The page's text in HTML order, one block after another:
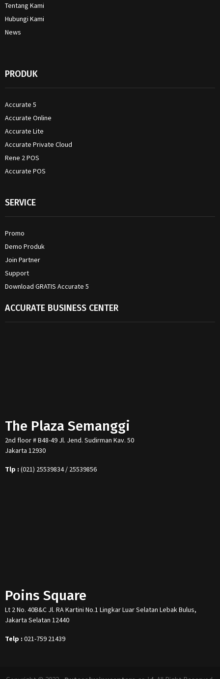
Tentang Kami
Hubungi Kami
News
PRODUK
Accurate 5
Accurate Online
Accurate Lite
Accurate Private Cloud
Rene 2 POS
Accurate POS
SERVICE
Promo
Demo Produk
Join Partner
Support
Download GRATIS Accurate 5
ACCURATE BUSINESS CENTER
The Plaza Semanggi
2nd floor # B48-49 Jl. Jend. Sudirman Kav. 50
Jakarta 12930
Tlp : (021) 25539834 / 25539856
Poins Square
Lt 2 No. 40B&C Jl. RA Kartini No.1 Lingkar Luar Selatan Lebak Bulus,
Jakarta Selatan 12440
Telp : 021-759 21439